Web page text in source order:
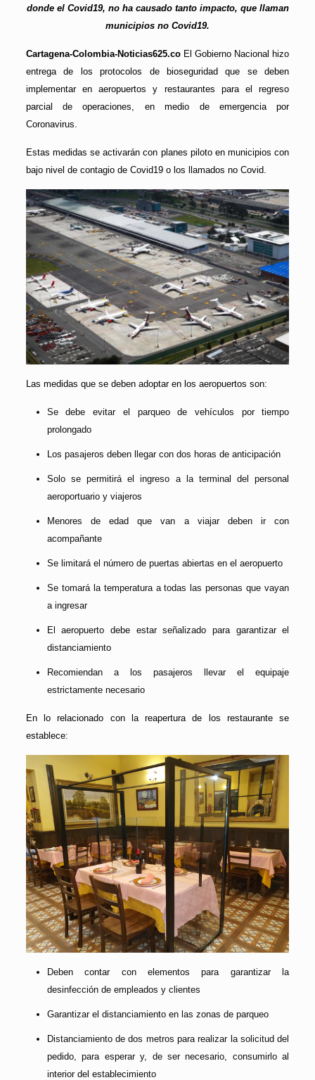
donde el Covid19, no ha causado tanto impacto, que llaman
municipios no Covid19.
Cartagena-Colombia-Noticias625.coEl Gobierno Nacional hizo
entrega de los protocolos de bioseguridad que se deben
implementar en aeropuertos y restaurantes para el regreso
parcial de operaciones, en medio de emergencia por
Coronavirus.
Estas medidas se activarán con planes piloto en municipios con
bajo nivel de contagio de Covid19 o los llamados no Covid.
Las medidas que se deben adoptar en los aeropuertos son:
Se debe evitar el parqueo de vehículos por tiempo
prolongado
Los pasajeros deben llegar con dos horas de anticipación
Solo se permitirá el ingreso a la terminal del personal
aeroportuario y viajeros
Menores de edad que van a viajar deben ir con
acompañante
Se limitará el número de puertas abiertas en el aeropuerto
Se tomará la temperatura a todas las personas que vayan
a ingresar
El aeropuerto debe estar señalizado para garantizar el
distanciamiento
Recomiendan a los pasajeros llevar el equipaje
estrictamente necesario
En lo relacionado con la reapertura de los restaurante se
establece:
Deben contar con elementos para garantizar la
desinfección de empleados y clientes
Garantizar el distanciamiento en las zonas de parqueo
Distanciamiento de dos metros para realizar la solicitud del
pedido, para esperar y, de ser necesario, consumirlo al
interior del establecimiento